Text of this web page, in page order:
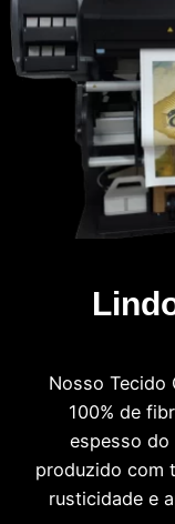
Nosso Tecido
100% de
espesso do
produzido com
rusticidade e